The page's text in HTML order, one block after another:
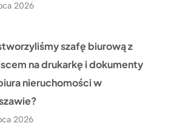
2026
szafę biurową z
na drukarkę i dokumenty
nieruchomości w
2026